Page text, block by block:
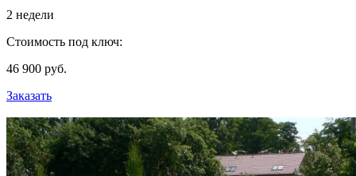
2 недели
Стоимость под ключ:
46 900 руб.
Заказать